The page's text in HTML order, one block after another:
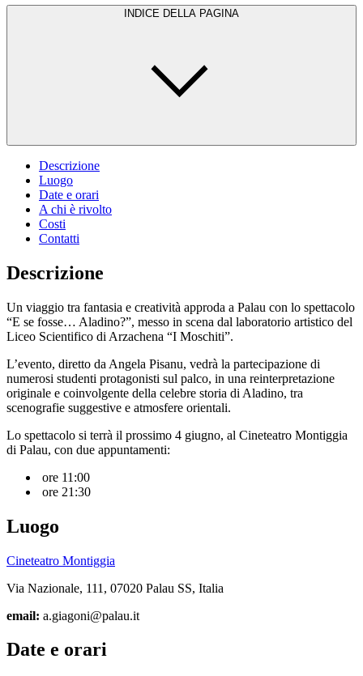
INDICE DELLA PAGINA
Descrizione
Luogo
Date e orari
A chi è rivolto
Costi
Contatti
Descrizione
Un viaggio tra fantasia e creatività approda a Palau con lo spettacolo
“E se fosse… Aladino?”, messo in scena dal laboratorio artistico del
Liceo Scientifico di Arzachena “I Moschiti”.
L’evento, diretto da Angela Pisanu, vedrà la partecipazione di
numerosi studenti protagonisti sul palco, in una reinterpretazione
originale e coinvolgente della celebre storia di Aladino, tra
scenografie suggestive e atmosfere orientali.
Lo spettacolo si terrà il prossimo 4 giugno, al Cineteatro Montiggia
di Palau, con due appuntamenti:
ore 11:00
ore 21:30
Luogo
Cineteatro Montiggia
Via Nazionale, 111, 07020 Palau SS, Italia
email: a.giagoni@palau.it
Date e orari